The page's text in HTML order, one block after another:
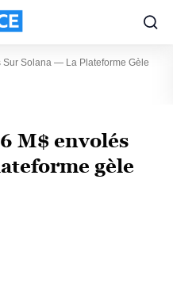
Sur Solana — La Plateforme Gèle
M$ envolés
gèle